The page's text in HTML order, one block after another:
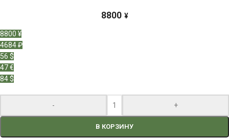
8800 ¥
8800 ¥
4684 ₽
56 $
47 €
84 $
- +
В КОРЗИНУ